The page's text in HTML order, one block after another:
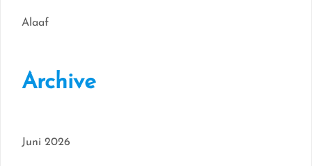
Alaaf
Archive
Juni 2026